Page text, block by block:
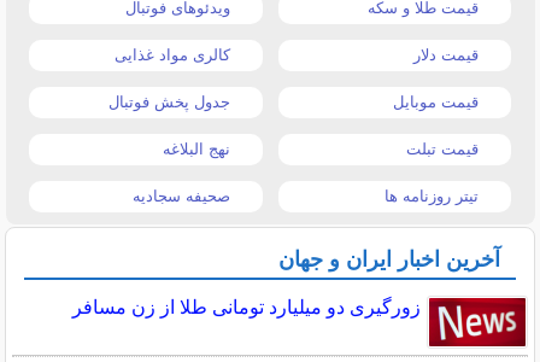
قیمت طلا و سکه ویدئوهای فوتبال
قیمت دلار کالری مواد غذایی
قیمت موبایل جدول پخش فوتبال
قیمت تبلت نهج البلاغه
تیتر روزنامه ها صحیفه سجادیه
آخرین اخبار ایران و جهان
زورگیری دو میلیارد تومانی طلا از زن مسافر